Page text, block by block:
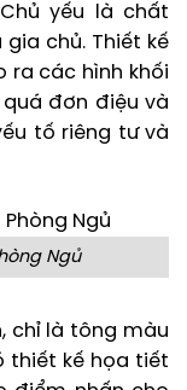
yếu là chất
chủ. Thiết kế
ra các hình khối
đơn điệu và
tố riêng tư và
Ngủ
chỉ là tông màu
thiết kế họa tiết